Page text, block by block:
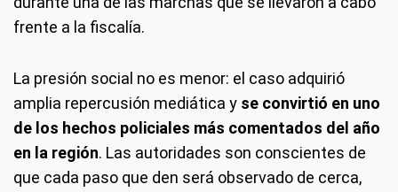
frente a la fiscalía.
La presión social no es menor: el caso adquirió
amplia repercusión mediática y se convirtió en uno
de los hechos policiales más comentados del año
en la región. Las autoridades son conscientes de
que cada paso que den será observado de cerca,